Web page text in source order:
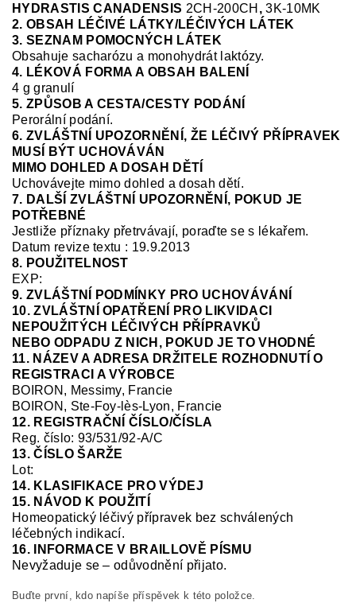
HYDRASTIS CANADENSIS 2CH-200CH ,3K-10MK
2. OBSAH LÉČIVÉ LÁTKY/LÉČIVÝCH LÁTEK
3. SEZNAM POMOCNÝCH LÁTEK
Obsahuje sacharózu a monohydrát laktózy.
4. LÉKOVÁ FORMA A OBSAH BALENÍ
4 g granulí
5. ZPŮSOB A CESTA/CESTY PODÁNÍ
Perorální podání.
6. ZVLÁŠTNÍ UPOZORNĚNÍ, ŽE LÉČIVÝ PŘÍPRAVEK
MUSÍ BÝT UCHOVÁVÁN
MIMO DOHLED A DOSAH DĚTÍ
Uchovávejte mimo dohled a dosah dětí.
7. DALŠÍ ZVLÁŠTNÍ UPOZORNĚNÍ, POKUD JE
POTŘEBNÉ
Jestliže příznaky přetrvávají, poraďte se s lékařem.
Datum revize textu : 19.9.2013
8. POUŽITELNOST
EXP:
9. ZVLÁŠTNÍ PODMÍNKY PRO UCHOVÁVÁNÍ
10. ZVLÁŠTNÍ OPATŘENÍ PRO LIKVIDACI
NEPOUŽITÝCH LÉČIVÝCH PŘÍPRAVKŮ
NEBO ODPADU Z NICH, POKUD JE TO VHODNÉ
11. NÁZEV A ADRESA DRŽITELE ROZHODNUTÍ O
REGISTRACI A VÝROBCE
BOIRON, Messimy, Francie
BOIRON, Ste-Foy- lès-Lyon, Francie
12. REGISTRAČNÍ ČÍSLO/ČÍSLA
Reg. číslo: 93/531/92-A/C
13. ČÍSLO ŠARŽE
Lot:
14. KLASIFIKACE PRO VÝDEJ
15. NÁVOD K POUŽITÍ
Homeopatický léčivý přípravek bez schválených
léčebných indikací.
16. INFORMACE V BRAILLOVĚ PÍSMU
Nevyžaduje se – odůvodnění přijato.
Buďte první, kdo napíše příspěvek k této položce.